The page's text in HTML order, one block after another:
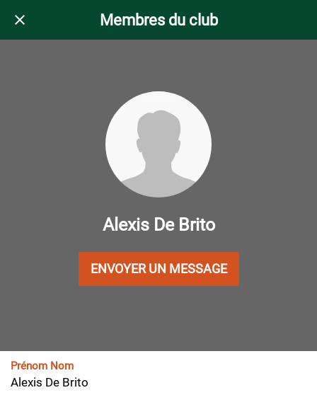
Membres du club
Alexis De Brito
ENVOYER UN MESSAGE
Prénom Nom
Alexis De Brito